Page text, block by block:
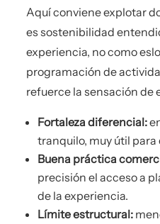
Aquí conviene explotar
es sostenibilidad
experiencia, no como
programación de
refuerce la sensación de
Fortaleza diferencial:
tranquilo, muy útil
Buena práctica
precisión el acceso a
de la experiencia.
Límite estructural: